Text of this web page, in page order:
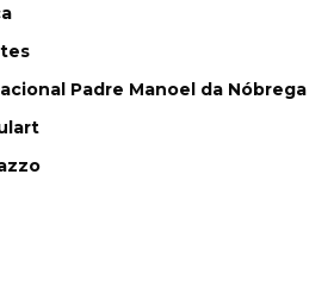
Padre Manoel da Nóbrega